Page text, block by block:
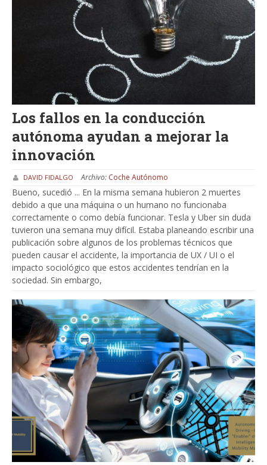
Los fallos en la conducción
autónoma ayudan a mejorar la
innovación
DAVID FIDALGO Archivo: Coche Autónomo
Bueno, sucedió ... En la misma semana hubieron 2 muertes
debido a que una máquina o un humano no funcionaba
correctamente o como debía funcionar. Tesla y Uber sin duda
tuvieron una semana muy difícil. Estaba planeando escribir una
publicación sobre algunos de los problemas técnicos que
pueden causar el accidente, la importancia de UX / UI o el
impacto sociológico que estos accidentes tendrían en la
sociedad. Sin embargo,